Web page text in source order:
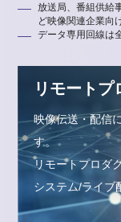
放送局、番組供給
ど映像関連企業向
データ専用回線は
リモートプ
映像伝送・配信
す。
リモートプロダ
システム/ライブ